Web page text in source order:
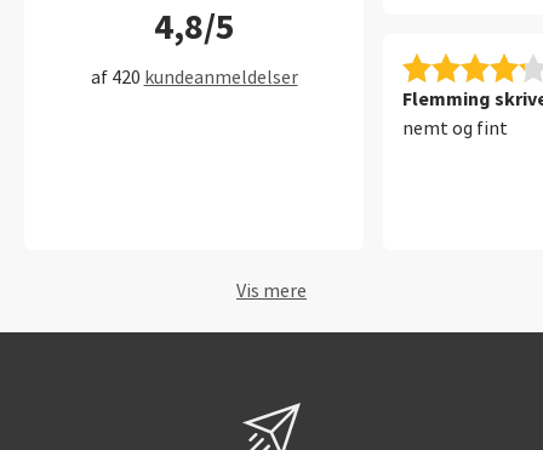
4,8/5
af 420 kundeanmeldelser
Flemming
nemt og fint
Vis mere